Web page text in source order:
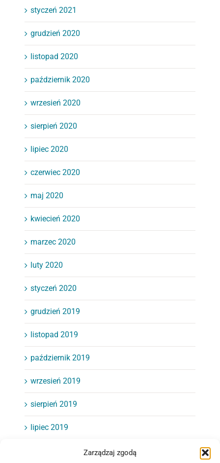
Zarządzaj zgodą
styczeń 2021
grudzień 2020
listopad 2020
październik 2020
wrzesień 2020
sierpień 2020
lipiec 2020
czerwiec 2020
maj 2020
kwiecień 2020
marzec 2020
luty 2020
styczeń 2020
grudzień 2019
listopad 2019
październik 2019
wrzesień 2019
sierpień 2019
lipiec 2019